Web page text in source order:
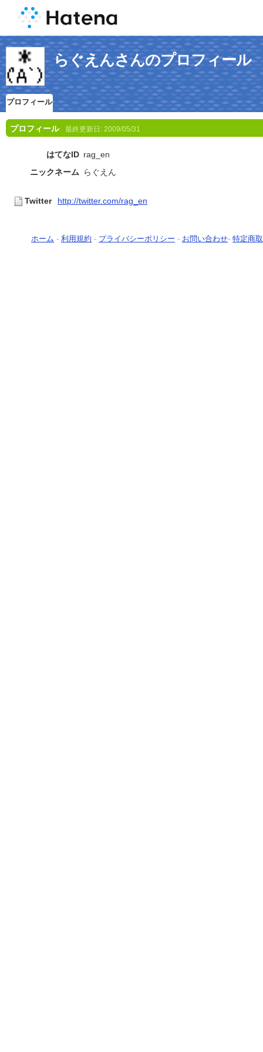
らぐえんさんのプロフィール
プロフィール
プロフィール 最終更新日: 2009/05/31
はてなID rag_en
ニックネーム らぐえん
Twitter http://twitter.com/rag_en
ホーム - 利用規約 - プライバシーポリシー - お問い合わせ- 特定商